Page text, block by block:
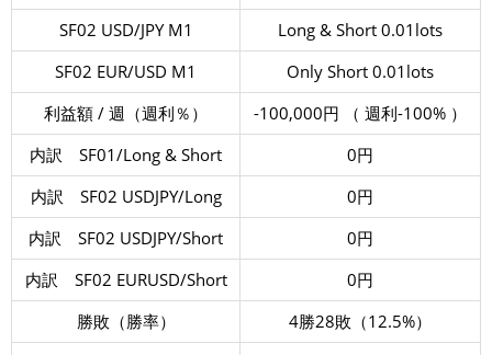
SF02 USD/JPY M1
Long & Short 0.01lots
SF02 EUR/USD M1
Only Short 0.01lots
利益額 / 週（週利％）
-100,000円 （ 週利-100% ）
内訳 SF01/Long & Short
0円
内訳 SF02 USDJPY/Long
0円
内訳 SF02 USDJPY/Short
0円
内訳 SF02 EURUSD/Short
0円
勝敗（勝率）
4勝28敗（12.5%）